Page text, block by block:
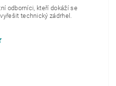
odborníci, kteří dokáží se
technický zádrhel.